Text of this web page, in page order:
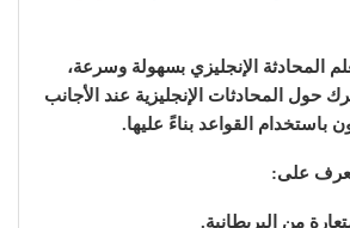
المحادثة الإنجليزي بسهولة وسرعة،
حول المحادثات الإنجليزية عند الأجانب
باستخدام القواعد بناءً عليها.
على:
من البريطانية.